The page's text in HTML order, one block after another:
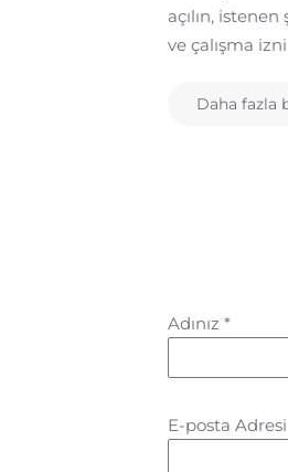
açılın,
ve çalışma izni
Daha fazla
Adınız *
E-posta Adresi